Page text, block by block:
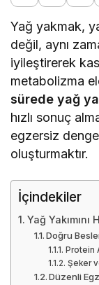
Yağ yakmak,
değil, aynı
iyileştirerek kas
metabolizma
sürede yağ
hızlı sonuç
egzersiz
oluşturmaktır.
İçindekiler
Yağ
Doğru
Protein
Şeker
Düzenli